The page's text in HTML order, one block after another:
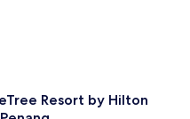
Resort by Hilton